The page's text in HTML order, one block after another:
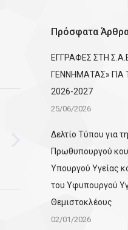
Πρόσφατα
ΕΓΓΡΑΦΕΣ ΣΤΗ
ΓΕΝΝΗΜΑΤΑΣ» ΓΙΑ
2026-2027
25/06/2026
Δελτίο Τύπου για
Πρωθυπουργού
Υπουργού Υγείας
του Υφυπουργού
Θεμιστοκλέους
02/01/2026